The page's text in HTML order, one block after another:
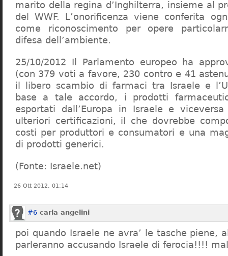
marito della regina d’Inghilterra, insieme al
del WWF. L’onorificenza viene conferita
come riconoscimento per opere
difesa dell’ambiente.
25/10/2012 Il Parlamento europeo ha
(con 379 voti a favore, 230 contro e 41
il libero scambio di farmaci tra Israele e
base a tale accordo, i prodotti
esportati dall’Europa in Israele e
ulteriori certificazioni, il che dovrebbe
costi per produttori e consumatori e una
di prodotti generici.
(Fonte: Israele.net)
26 Ott 2012, 01:14
#6 carla angelini
poi quando Israele ne avra’ le tasche piene,
parleranno accusando Israele di ferocia!!!!